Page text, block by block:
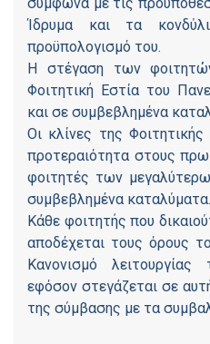
Ίδρυμα και τα
προϋπολογισμό του.
Η στέγαση των
Φοιτητική Εστία του
και σε συμβεβλημένα
Οι κλίνες της
προτεραιότητα στους
φοιτητές των
συμβεβλημένα καταλύματα.
Κάθε φοιτητής που
αποδέχεται τους όρους
Κανονισμό
εφόσον στεγάζεται σε
της σύμβασης με τα